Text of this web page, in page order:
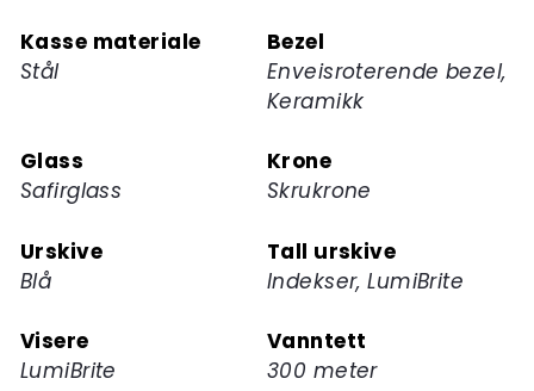
produktet
Kasse materiale
Stål
Bezel
Enveisroterende bezel,
Keramikk
Glass
Safirglass
Krone
Skrukrone
Urskive
Blå
Tall urskive
Indekser, LumiBrite
Visere
LumiBrite
Vanntett
300 meter